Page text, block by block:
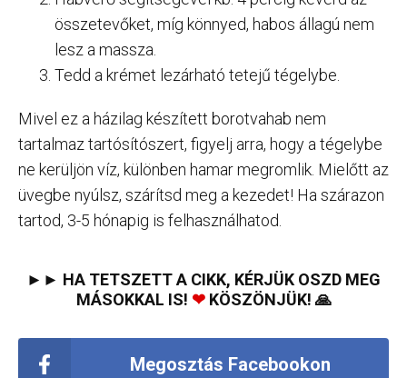
összetevőket, míg könnyed, habos állagú nem
lesz a massza.
Tedd a krémet lezárható tetejű tégelybe.
Mivel ez a házilag készített borotvahab nem
tartalmaz tartósítószert, figyelj arra, hogy a tégelybe
ne kerüljön víz, különben hamar megromlik. Mielőtt az
üvegbe nyúlsz, szárítsd meg a kezedet! Ha szárazon
tartod, 3-5 hónapig is felhasználhatod.
►► HA TETSZETT A CIKK, KÉRJÜK OSZD MEG
MÁSOKKAL IS! ❤KÖSZÖNJÜK! 🙏
Megosztás Facebookon